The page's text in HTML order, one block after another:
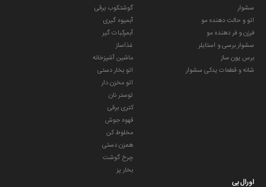
سشوار
اتو و حالت دهنده مو
فرزن و فر دهنده مو
سشوار برسی و استایلر
برس یون ساز
شانه و قطعات یدکی سشوار
گوشتکوب برقی
آبمیوه گیری
آبمرکبات گیر
غذاساز
ماشین آشپزخانه
اتو بخار دستی
اتو مخزن دار
توستر نان
کتری برقی
قهوه جوش
مخلوط کن
همزن دستی
چرخ گوشت
بخار پز
اورال بی